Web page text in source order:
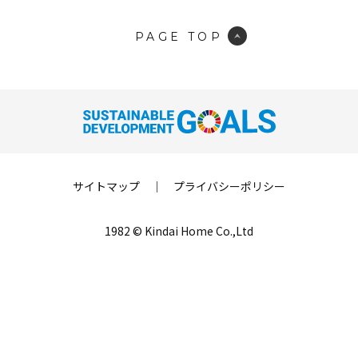
PAGE TOP
サイトマップ ｜ プライバシーポリシー
1982 © Kindai Home Co.,Ltd